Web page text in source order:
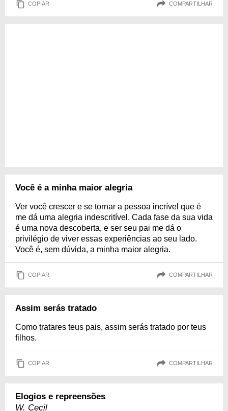
COPIAR COMPARTILHAR
Você é a minha maior alegria
Ver você crescer e se tornar a pessoa incrível que é
me dá uma alegria indescritível. Cada fase da sua vida
é uma nova descoberta, e ser seu pai me dá o
privilégio de viver essas experiências ao seu lado.
Você é, sem dúvida, a minha maior alegria.
COPIAR COMPARTILHAR
Assim serás tratado
Como tratares teus pais, assim serás tratado por teus
filhos.
COPIAR COMPARTILHAR
Elogios e repreensões
W. Cecil